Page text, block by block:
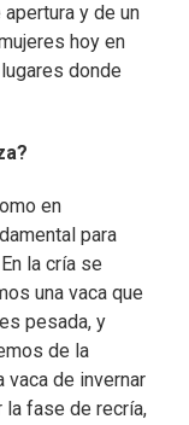
y de un
hoy en
donde
en
para
la cría se
una vaca que
pesada, y
de la
vaca de invernar
la fase de recría,